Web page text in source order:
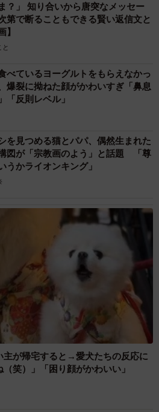
が「どうしても伝えたかったこ
nao5970/stock.adobe.com）
てみて、みんなに『どうした
って言われるくらいになって。
のはあかん！と思ってCちゃんに
んと喜んでもらって『私も購入し
ってな。しかもやで、みんなに
これ私のパートのお給料超えたん
イになって、お金も儲かって、み
たら、シングルマザーで頑張っ
かん！て居ても立ってもいられな
明会やろうと思ってな。あ、言
ちゃうで。そんなん、違法やん
？」 知り合いから唐突なメッセー
で断ることもできる賢い返信文と
】
と
べているヨーグルトをもらえなかっ
爆裂に拗ねた顔がかわいすぎ「鼻息
「反則レベル」
を見つめる猫とパパ、偶然生まれた
図が「宗教画のよう」と話題 「尊
うかライオンキング」
主が帰宅すると→愛犬たちの反応に
（笑）」「困り顔がかわいい」